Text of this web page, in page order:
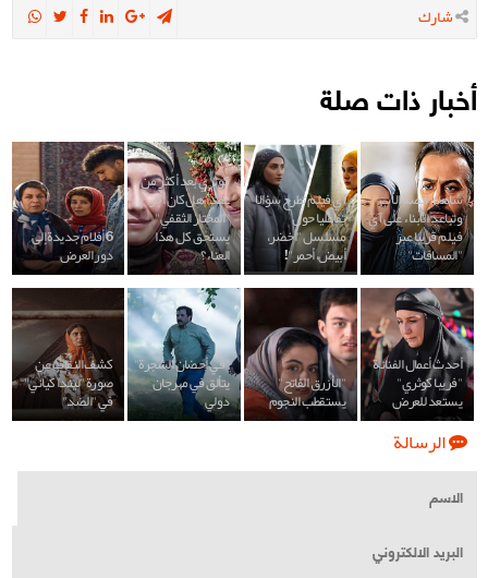
شارك
أخبار ذات صلة
شاهد: قصة الأب
وتباعد الأبناء على آي
فيلم قريبا عبر
"المسافات"
آي فيلم تطرح سؤالا
تفاعليا حول
مسلسل "أخضر،
أبيض، أحمر"!
كوثري بعد أكثر من
عقد: هل كان أجر
"المختار الثقفي"
يستحق كل هذا
العناء؟
6 أفلام جديدة إلى
دور العرض
أحدث أعمال الفنانة
"فريبا كوثري"
يستعد للعرض
"الأزرق الفاتح"
يستقطب النجوم
"في أحضان الشجرة"
يتألق في مهرجان
دولي
كشف النقاب عن
صورة "ليندا كياني"
في "الضد"
الرسالة